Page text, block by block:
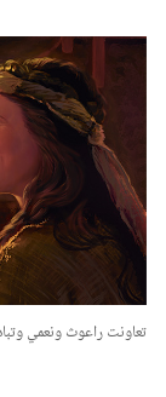
تعاونت راعوث ونعمي